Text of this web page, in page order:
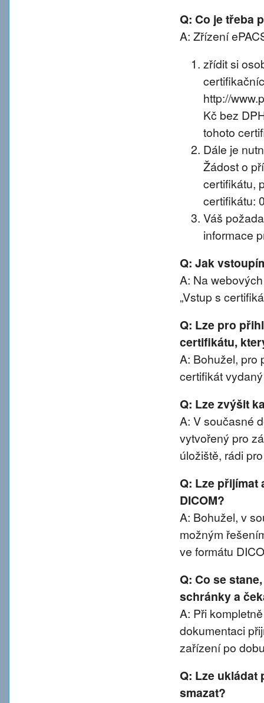
Q: Co je třeba
A: Zřízení
zřídit si
http://
Kč bez
tohoto
Dále je
Žádost o
certifikátu,
certifikátu:
Váš
informace
Q: Jak
A: Na
„Vstup s
Q: Lze pro
certifikátu,
A: Bohužel, pro
certifikát
Q: Lze zvýšit
A: V současné
vytvořený pro
úložiště, rádi
Q: Lze přijímat
DICOM?
A: Bohužel, v
možným
ve formátu
Q: Co se
schránky a
A: Při
dokumentaci
zařízení po
Q: Lze
smazat?